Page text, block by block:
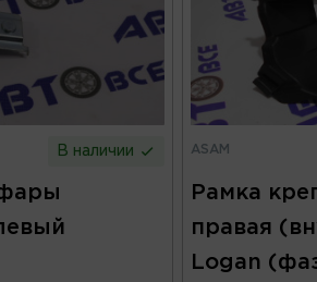
В наличии ASAM
Рамка
правая
Logan